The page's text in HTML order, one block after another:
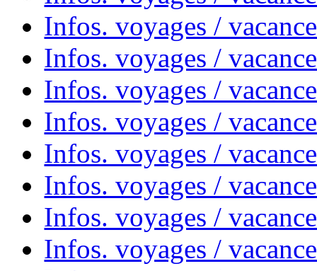
Infos. voyages /
Infos. voyages /
Infos. voyages /
Infos. voyages /
Infos. voyages /
Infos. voyages /
Infos. voyages /
Infos. voyages /